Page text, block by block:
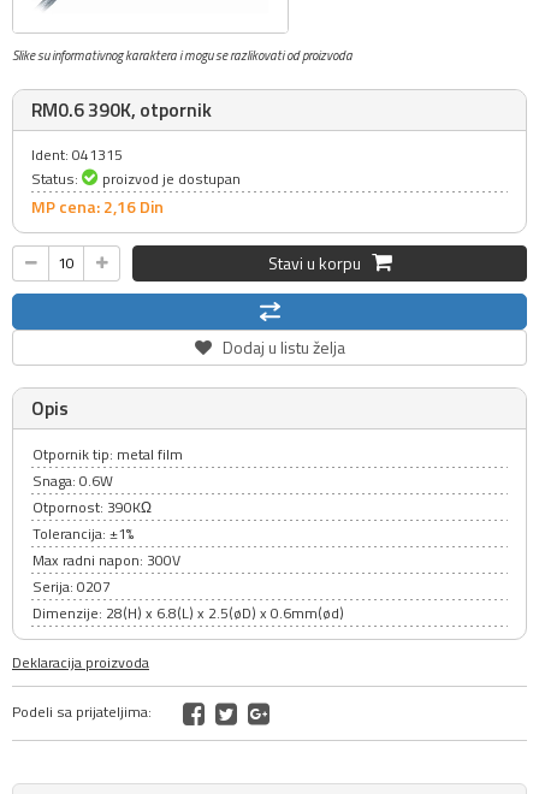
Slike su informativnog karaktera i mogu se razlikovati od proizvoda
RM0.6 390K, otpornik
Ident: 041315
Status:
proizvod je dostupan
MP cena: 2,16Din
Stavi u korpu
Dodaj u listu želja
Opis
Otpornik tip: metal film
Snaga: 0.6W
Otpornost: 390KΩ
Tolerancija: ±1%
Max radni napon: 300V
Serija: 0207
Dimenzije: 28(H) x 6.8(L) x 2.5(øD) x 0.6mm(ød)
Deklaracija proizvoda
Podeli sa prijateljima: